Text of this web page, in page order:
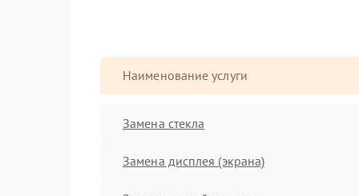
Наименование услуги
Замена стекла
Замена дисплея (экрана)